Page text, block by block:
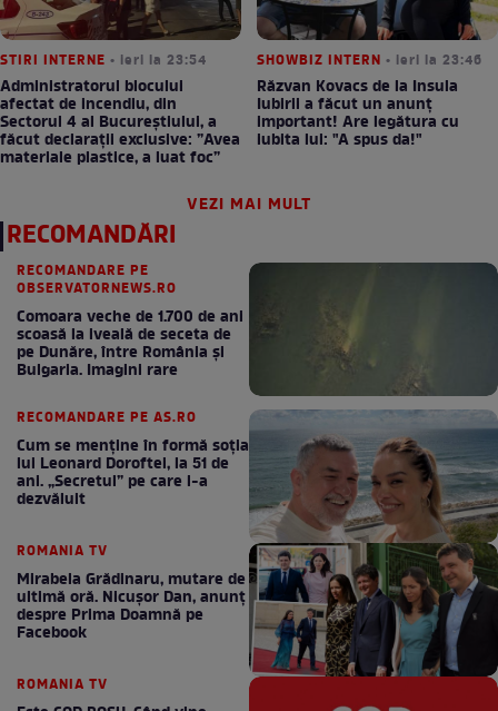
STIRI INTERNE • ieri la 23:54
Administratorul blocului
afectat de incendiu, din
Sectorul 4 al Bucureștiului, a
făcut declarații exclusive: ”Avea
materiale plastice, a luat foc”
SHOWBIZ INTERN • ieri la 23:46
Răzvan Kovacs de la Insula
Iubirii a făcut un anunț
important! Are legătura cu
iubita lui: "A spus da!"
VEZI MAI MULT
RECOMANDĂRI
RECOMANDARE PE
OBSERVATORNEWS.RO
Comoara veche de 1.700 de ani
scoasă la iveală de seceta de
pe Dunăre, între România şi
Bulgaria. Imagini rare
RECOMANDARE PE AS.RO
Cum se menţine în formă soţia
lui Leonard Doroftei, la 51 de
ani. „Secretul” pe care l-a
dezvăluit
ROMANIA TV
Mirabela Grădinaru, mutare de
ultimă oră. Nicuşor Dan, anunţ
despre Prima Doamnă pe
Facebook
ROMANIA TV